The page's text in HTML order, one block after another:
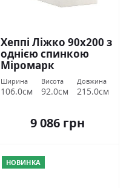
Хеппі Ліжко 90х200 з
однією спинкою
Міромарк
Ширина
106.0см
Висота
92.0см
Довжина
215.0см
9 086 грн
НОВИНКА